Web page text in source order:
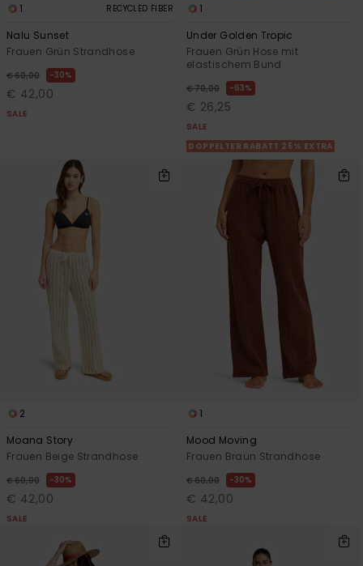
1 RECYCLED FIBER
Nalu Sunset
Frauen Grün Strandhose
€ 60,00 30%
€ 42,00
SALE
1
Under Golden Tropic
Frauen Grün Hose mit
elastischem Bund
€ 70,00 63%
€ 26,25
SALE
DOPPELTER RABATT 25% EXTRA
2
Moana Story
Frauen Beige Strandhose
€ 60,00 30%
€ 42,00
SALE
1
Mood Moving
Frauen Braun Strandhose
€ 60,00 30%
€ 42,00
SALE